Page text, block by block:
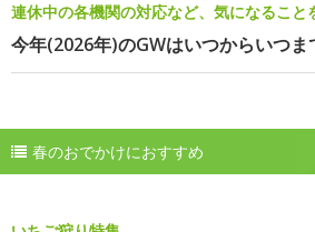
連休中の各機関の対応など、気になること
今年(2026年)のGWはいつからいつま
春のおでかけにおすすめ